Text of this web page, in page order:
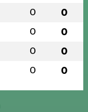
0 0
0 0
0 0
0 0